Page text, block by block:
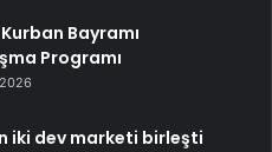
Bayramı
Programı
iki dev marketi birleşti